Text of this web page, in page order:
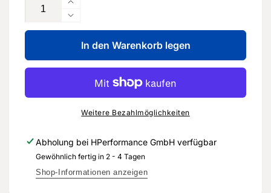
Erhöhe
die
Menge
für
2K-
Feinspachtel,
flexibel
mit
Härter
787
100
A1
Verringere
die
Menge
für
2K-
Feinspachtel,
flexibel
mit
LSP
787
100
In den Warenkorb legen
Weitere Bezahlmöglichkeiten
Abholung bei HPerformance GmbH verfügbar
Gewöhnlich fertig in 2 - 4 Tagen
Shop-Informationen anzeigen